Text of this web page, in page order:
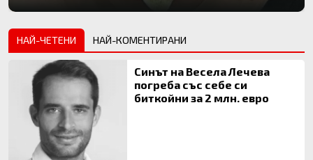
НАЙ-ЧЕТЕНИ НАЙ-КОМЕНТИРАНИ
Синът на Весела Лечева
погреба със себе си
биткойни за 2 млн. евро